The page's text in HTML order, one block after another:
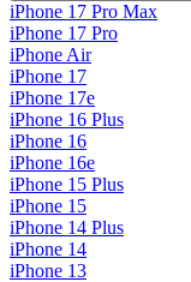
iPhone 17 Pro Max
iPhone 17 Pro
iPhone Air
iPhone 17
iPhone 17e
iPhone 16 Plus
iPhone 16
iPhone 16e
iPhone 15 Plus
iPhone 15
iPhone 14 Plus
iPhone 14
iPhone 13